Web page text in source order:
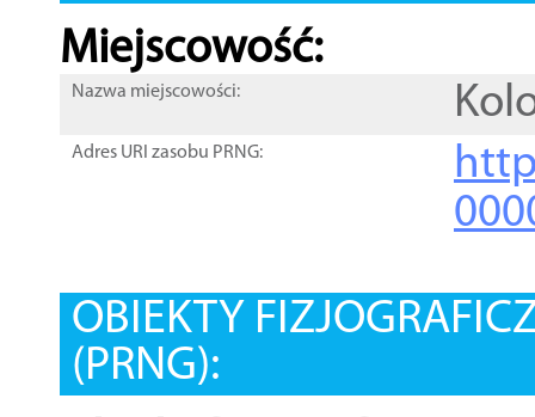
Miejscowość:
Nazwa miejscowości:
Adres URI zasobu PRNG:
OBIEKTY
(PRNG):